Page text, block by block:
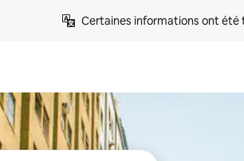
Certaines informations ont